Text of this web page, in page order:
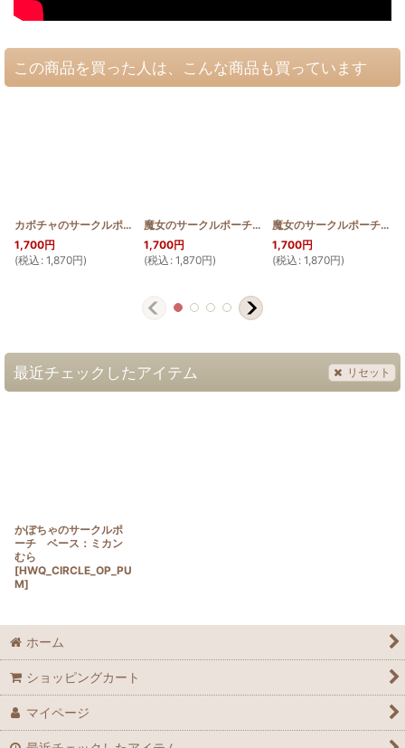
この商品を買った人は、こんな商品も買っています
カボチャのサークルポーチ ベース：アヤメむら [ HWQ_CIRCLE_PO_PUM]
1,700円
(税込 : 1,870円)
魔女のサークルポーチ ベース：ミカンむら [
1,700円
(税込 : 1,870円)
魔女のサークルポーチ ベース：アヤメむら
1,700円
(税込 : 1,870円)
最近チェックしたアイテム リセット
かぼちゃのサークルポ
ーチ ベース：ミカン
むら
[HWQ_CIRCLE_OP_PU
M]
ホーム
ショッピングカート
マイページ